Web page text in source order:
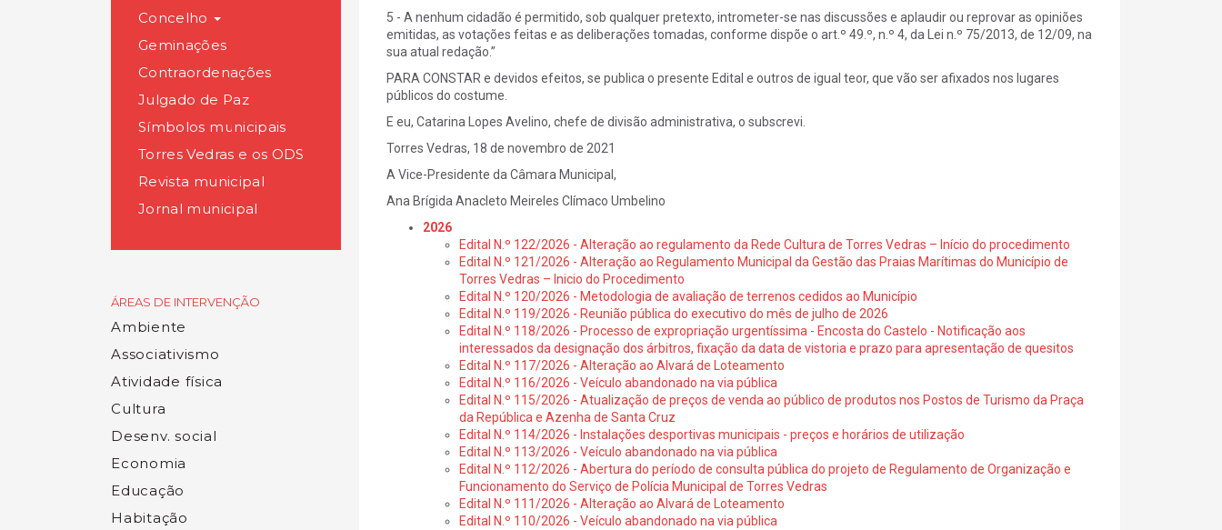
Concelho
Geminações
Contraordenações
Julgado de Paz
Símbolos municipais
Torres Vedras e os ODS
Revista municipal
Jornal municipal
ÁREAS DE INTERVENÇÃO
Ambiente
Associativismo
Atividade física
Cultura
Desenv. social
Economia
Educação
Habitação
5 - A nenhum cidadão é permitido, sob qualquer pretexto, intrometer-se nas discussões e aplaudir ou reprovar as opiniões
emitidas, as votações feitas e as deliberações tomadas, conforme dispõe o art.º 49.º, n.º 4, da Lei n.º 75/2013, de 12/09, na
sua atual redação.”
PARA CONSTAR e devidos efeitos, se publica o presente Edital e outros de igual teor, que vão ser afixados nos lugares
públicos do costume.
E eu, Catarina Lopes Avelino, chefe de divisão administrativa, o subscrevi.
Torres Vedras, 18 de novembro de 2021
A Vice-Presidente da Câmara Municipal,
Ana Brígida Anacleto Meireles Clímaco Umbelino
2026
Edital N.º 122/2026 - Alteração ao regulamento da Rede Cultura de Torres Vedras – Início do procedimento
Edital N.º 121/2026 - Alteração ao Regulamento Municipal da Gestão das Praias Marítimas do Município de
Torres Vedras – Inicio do Procedimento
Edital N.º 120/2026 - Metodologia de avaliação de terrenos cedidos ao Município
Edital N.º 119/2026 - Reunião pública do executivo do mês de julho de 2026
Edital N.º 118/2026 - Processo de expropriação urgentíssima - Encosta do Castelo - Notificação aos
interessados da designação dos árbitros, fixação da data de vistoria e prazo para apresentação de quesitos
Edital N.º 117/2026 - Alteração ao Alvará de Loteamento
Edital N.º 116/2026 - Veículo abandonado na via pública
Edital N.º 115/2026 - Atualização de preços de venda ao público de produtos nos Postos de Turismo da Praça
da República e Azenha de Santa Cruz
Edital N.º 114/2026 - Instalações desportivas municipais - preços e horários de utilização
Edital N.º 113/2026 - Veículo abandonado na via pública
Edital N.º 112/2026 - Abertura do período de consulta pública do projeto de Regulamento de Organização e
Funcionamento do Serviço de Polícia Municipal de Torres Vedras
Edital N.º 111/2026 - Alteração ao Alvará de Loteamento
Edital N.º 110/2026 - Veículo abandonado na via pública